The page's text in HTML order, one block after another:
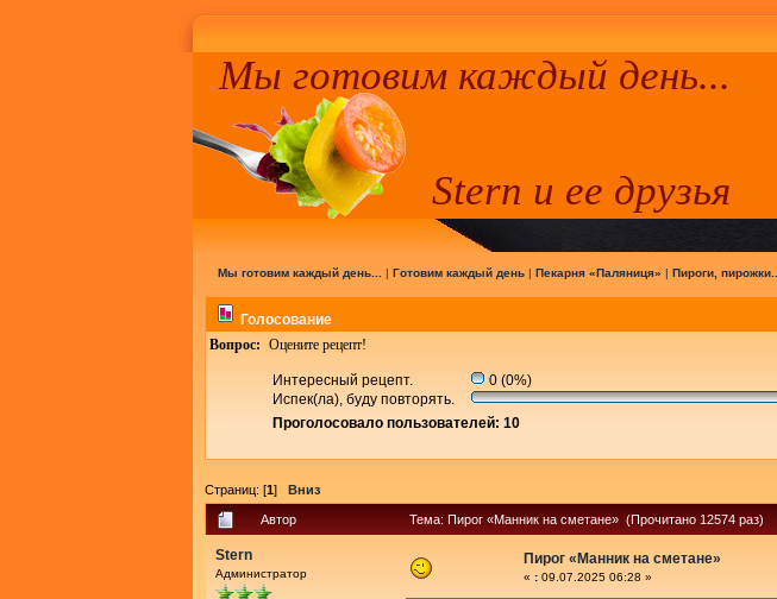
Мы готовим каждый день...
Stern и ее друзья
Мы готовим каждый день... | Готовим каждый день| Пекарня «Паляниця» | Пироги, пирожки...
Голосование
Вопрос: Оцените рецепт!
Интересный рецепт.
0 (0%)
Испек(ла), буду повторять.
Проголосовало пользователей: 10
Страниц: [1] Вниз
Автор Тема: Пирог «Манник на сметане» (Прочитано 12574 раз)
Stern
Администратор
Пирог «Манник на сметане»
« : 09.07.2025 06:28 »